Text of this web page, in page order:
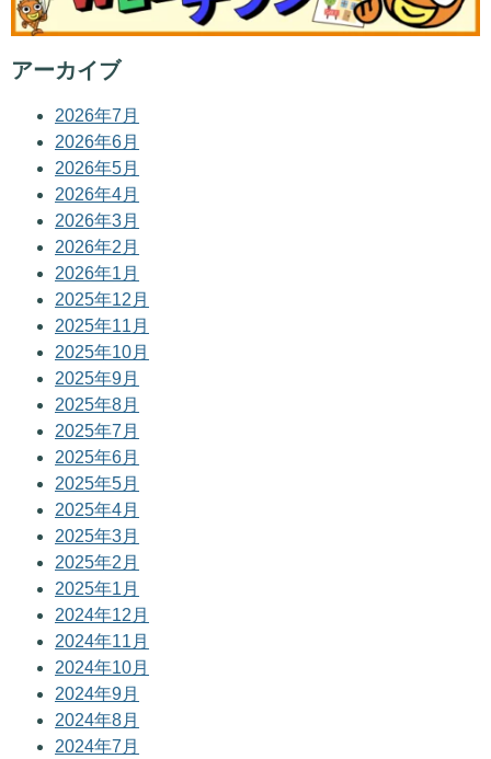
アーカイブ
2026年7月
2026年6月
2026年5月
2026年4月
2026年3月
2026年2月
2026年1月
2025年12月
2025年11月
2025年10月
2025年9月
2025年8月
2025年7月
2025年6月
2025年5月
2025年4月
2025年3月
2025年2月
2025年1月
2024年12月
2024年11月
2024年10月
2024年9月
2024年8月
2024年7月